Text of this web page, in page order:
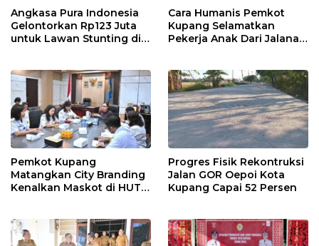
Angkasa Pura Indonesia
Gelontorkan Rp123 Juta
untuk Lawan Stunting di
Cara Humanis Pemkot
Kupang Selamatkan
Pekerja Anak Dari Jalanan
Pemkot Kupang
Matangkan City Branding
Kenalkan Maskot di HUT
Progres Fisik Rekontruksi
Jalan GOR Oepoi Kota
Kupang Capai 52 Persen